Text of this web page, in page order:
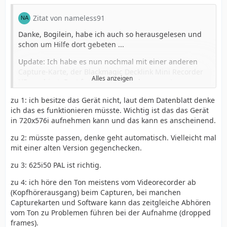
Zitat von nameless91
Danke, Bogilein, habe ich auch so herausgelesen und
schon um Hilfe dort gebeten ...
Update: Ich habe es nun nochmal mit einer anderen
HD, probiert. Dort funktioniert mit der neuesten
ein paar Fragen:
1. Bei der Gubel-Methode läuft es ja in der Regel über
HDMI statt analog; der Mini Recorder HD hat keine
(den ich aber auch nicht brauche), gibt es sonst
Nachteile gegenüber der Intensity Pro? Oder kann ich
für die Gubel-Methode bedenkenlos den Mini Recorder
HD verwenden?
Alles anzeigen
zu 1: ich besitze das Gerät nicht, laut dem Datenblatt denke
ich das es funktionieren müsste. Wichtig ist das das Gerät
in 720x576i aufnehmen kann und das kann es anscheinend.
zu 2: müsste passen, denke geht automatisch. Vielleicht mal
mit einer alten Version gegenchecken.
zu 3: 625i50 PAL ist richtig.
zu 4: ich höre den Ton meistens vom Videorecorder ab
(Kopfhörerausgang) beim Capturen, bei manchen
Capturekarten und Software kann das zeitgleiche Abhören
vom Ton zu Problemen führen bei der Aufnahme (dropped
frames).